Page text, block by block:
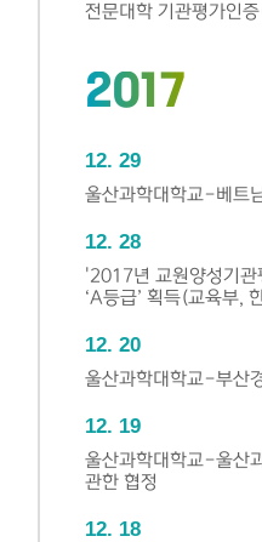
전문대학 기관평가인
2017
12 29
울산과학대학교-베트
12 28
'2017년 교원양성기관
‘A등급’ 획득(교육부,
12 20
울산과학대학교-부산
12 19
울산과학대학교-울산
관한 협정
12 18